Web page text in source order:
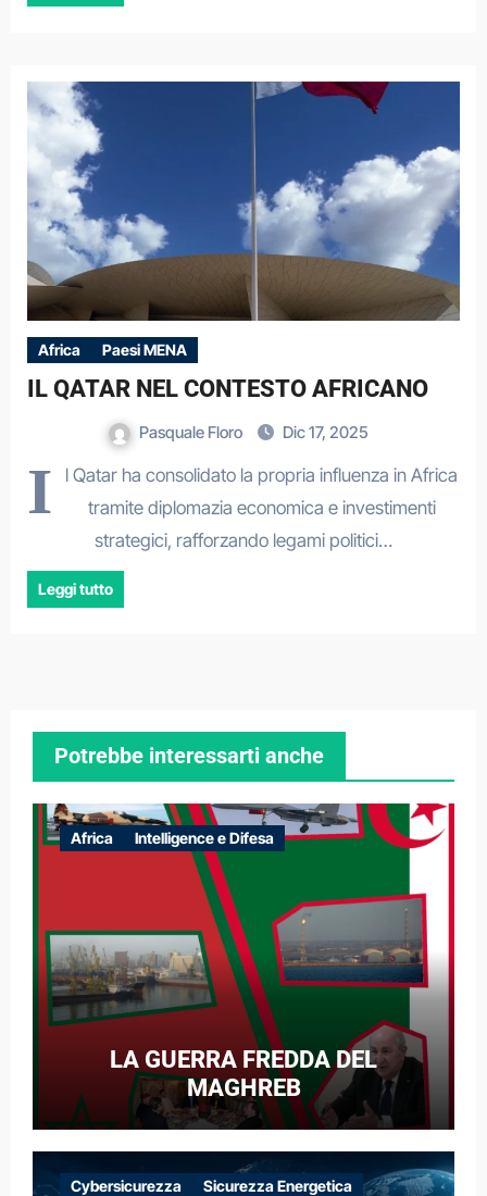
Africa Paesi MENA
IL QATAR NEL CONTESTO AFRICANO
Pasquale Floro Dic 17, 2025
I
l Qatar ha consolidato la propria influenza in Africa
tramite diplomazia economica e investimenti
strategici, rafforzando legami politici…
Leggi tutto
Potrebbe interessarti anche
Africa Intelligence e Difesa
LA GUERRA FREDDA DEL
MAGHREB
Cybersicurezza Sicurezza Energetica